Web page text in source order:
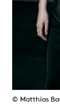
© Matthias